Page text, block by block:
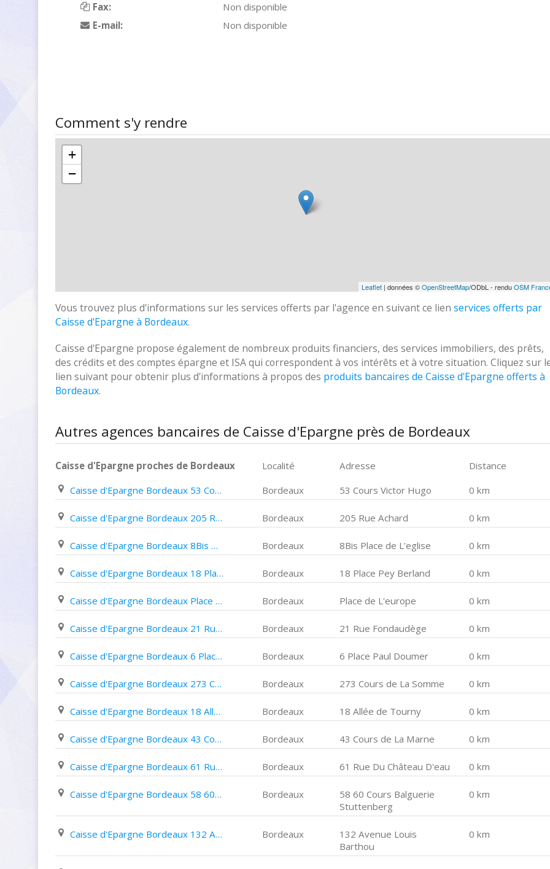
Fax:
Non disponible
E-mail:
Non disponible
Comment s'y rendre
+
−
Leaflet| données ©OpenStreetMap/ODbL - renduOSM
Vous trouvez plus d'informations sur les services offerts par l'agence en suivant ce lien services offerts par
Caisse d'Epargne à Bordeaux.
Caisse d'Epargne propose également de nombreux produits financiers, des services immobiliers, des prêts,
des crédits et des comptes épargne et ISA qui correspondent à vos intérêts et à votre situation. Cliquez sur
lien suivant pour obtenir plus d'informations à propos des produits bancaires de Caisse d'Epargne offerts à
Bordeaux.
Autres agences bancaires de Caisse d'Epargne près de Bordeaux
Caisse d'Epargne proches de Bordeaux Localité Adresse
Distance
Caisse d'Epargne Bordeaux 53 Cours Victor Hugo
Bordeaux 53 Cours Victor Hugo 0 km
Caisse d'Epargne Bordeaux 205 Rue Achard Bordeaux 205 Rue Achard 0 km
Caisse d'Epargne Bordeaux 8Bis Place de L'eglise Bordeaux 8Bis Place de L'eglise 0 km
Caisse d'Epargne Bordeaux 18 Place Pey Berland Bordeaux 18 Place Pey Berland 0 km
Caisse d'Epargne Bordeaux Place de L'europe Bordeaux Place de L'europe 0 km
Caisse d'Epargne Bordeaux 21 Rue Fondaudège Bordeaux 21 Rue Fondaudège 0 km
Caisse d'Epargne Bordeaux 6 Place Paul Doumer Bordeaux 6 Place Paul Doumer 0 km
Caisse d'Epargne Bordeaux 273 Cours de La Somme Bordeaux 273 Cours de La Somme 0 km
Caisse d'Epargne Bordeaux 18 Allée de Tourny Bordeaux 18 Allée de Tourny 0 km
Caisse d'Epargne Bordeaux 43 Cours de La Marne Bordeaux 43 Cours de La Marne 0 km
Caisse d'Epargne Bordeaux 61 Rue Du Château D'eau Bordeaux 61 Rue Du Château D'eau 0 km
Caisse d'Epargne Bordeaux 58 60 Cours Balguerie Stuttenberg Bordeaux
58 60 Cours Balguerie
Stuttenberg
0 km
Caisse d'Epargne Bordeaux 132 Avenue Louis Barthou Bordeaux
132 Avenue Louis
Barthou
0 km